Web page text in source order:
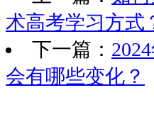
术高考学习方式
下一篇：
会有哪些变化？